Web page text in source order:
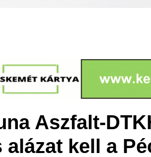
Aszfalt-
alázat kell a